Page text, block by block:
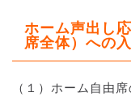
ホーム声出し
席全体）への
（１）ホーム自由